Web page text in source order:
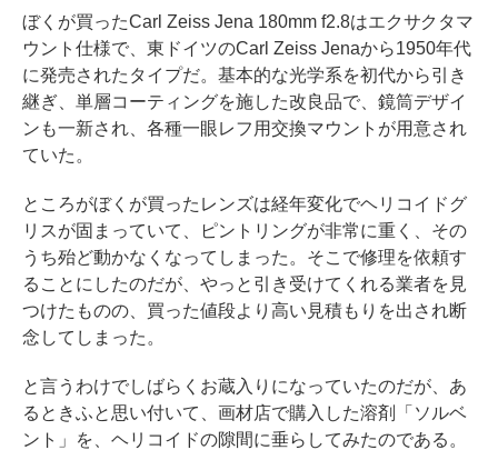
ぼくが買ったCarl Zeiss Jena 180mm f2.8はエクサクタマ
ウント仕様で、東ドイツのCarl Zeiss Jenaから1950年代
に発売されたタイプだ。基本的な光学系を初代から引き
継ぎ、単層コーティングを施した改良品で、鏡筒デザイ
ンも一新され、各種一眼レフ用交換マウントが用意され
ていた。
ところがぼくが買ったレンズは経年変化でヘリコイドグ
リスが固まっていて、ピントリングが非常に重く、その
うち殆ど動かなくなってしまった。そこで修理を依頼す
ることにしたのだが、やっと引き受けてくれる業者を見
つけたものの、買った値段より高い見積もりを出され断
念してしまった。
と言うわけでしばらくお蔵入りになっていたのだが、あ
るときふと思い付いて、画材店で購入した溶剤「ソルベ
ント」を、ヘリコイドの隙間に垂らしてみたのである。